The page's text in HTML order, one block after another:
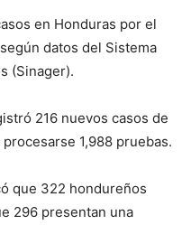
en Honduras por el
datos del Sistema
(Sinager).
216 nuevos casos de
1,988 pruebas.
que 322 hondureños
296 presentan una